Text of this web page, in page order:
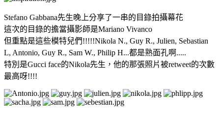
Stefano Gabbana先生晚上分享了一串的目錄拍攝幕花
這次的目錄的擔當攝影師是Mariano Vivanco
但重點是這些模特兒們!!!!!Nikola N., Guy R., Julien, Sebastian
L, Antonio, Guy R., Sam W., Philip H...都是熟面孔啊.....
特別是Gucci face的Nikola先生，他的那張照片被retweet的次數
最高呀!!!!